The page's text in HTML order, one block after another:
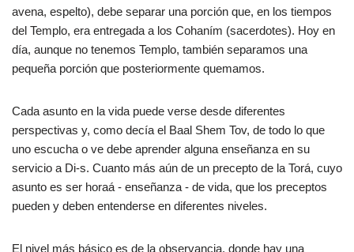
avena, espelto), debe separar una porción que, en los tiempos
del Templo, era entregada a los Cohaním (sacerdotes). Hoy en
día, aunque no tenemos Templo, también separamos una
pequeña porción que posteriormente quemamos.
Cada asunto en la vida puede verse desde diferentes
perspectivas y, como decía el Baal Shem Tov, de todo lo que
uno escucha o ve debe aprender alguna enseñanza en su
servicio a Di-s. Cuanto más aún de un precepto de la Torá, cuyo
asunto es ser horaá - enseñanza - de vida, que los preceptos
pueden y deben entenderse en diferentes niveles.
El nivel más básico es de la observancia, donde hay una